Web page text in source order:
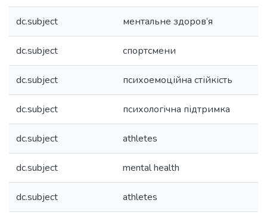
dc.subject ментальне здоров’я
dc.subject спортсмени
dc.subject психоемоційна стійкість
dc.subject психологічна підтримка
dc.subject athletes
dc.subject mental health
dc.subject athletes